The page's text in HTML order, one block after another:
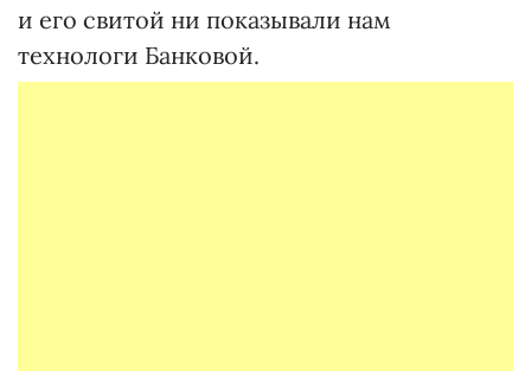
и его свитой ни показывали нам
технологи Банковой.